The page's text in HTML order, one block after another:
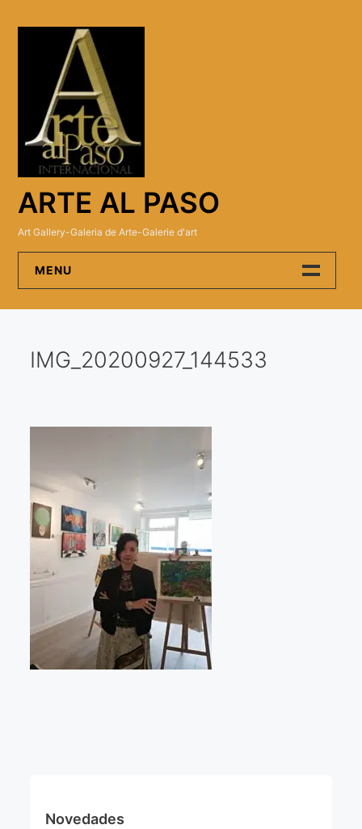
ARTE AL PASO
Art Gallery-Galeria de Arte-Galerie d'art
MENU
Artistas
Visitas a los ateliers o talleres de artistas
Qué dicen de nosotros?
Aviso legal
Política de cookies
Expositions
Bruit de gommettes Paris 2025
IMG_20200927_144533
Novedades